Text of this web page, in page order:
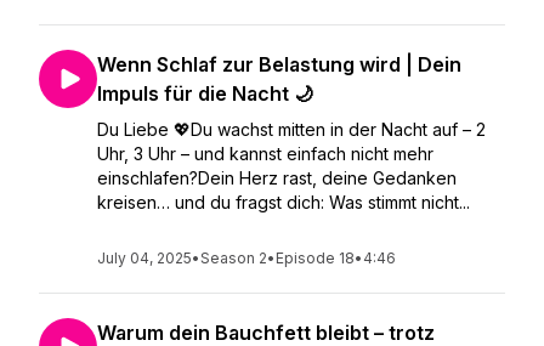
Wenn Schlaf zur Belastung wird | Dein
Impuls für die Nacht 🌙
Du Liebe 💖Du wachst mitten in der Nacht auf – 2
Uhr, 3 Uhr – und kannst einfach nicht mehr
einschlafen?Dein Herz rast, deine Gedanken
kreisen… und du fragst dich: Was stimmt nicht...
July 04, 2025•Season 2• Episode 18• 4:46
Warum dein Bauchfett bleibt – trotz